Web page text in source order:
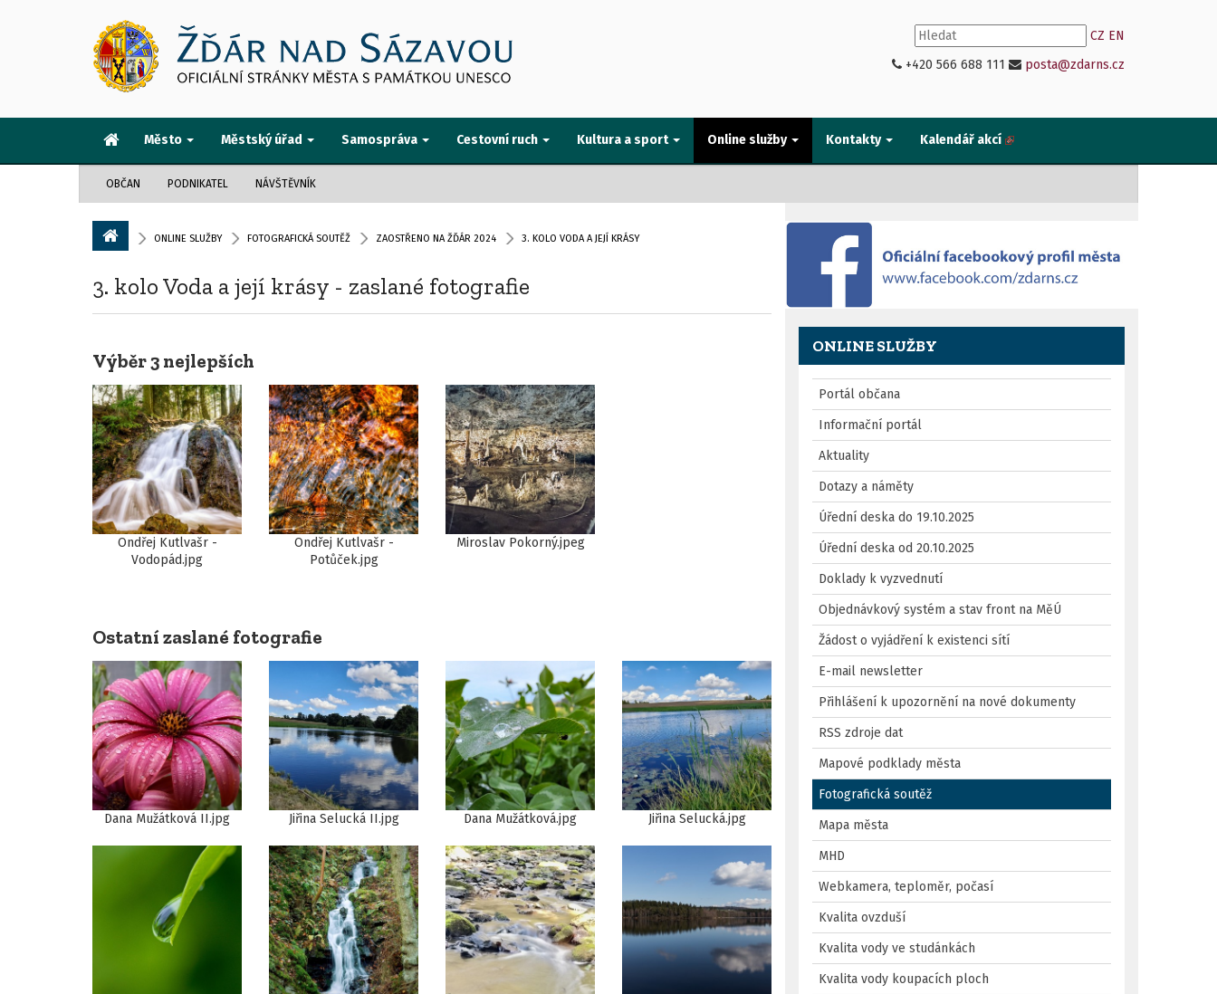
CZ EN
+420 566 688 111
posta@zdarns.cz
Město Městský úřad Samospráva Cestovní ruch Kultura a sport Online služby Kontakty Kalendář akcí
OBČAN PODNIKATEL NÁVŠTĚVNÍK
ONLINE SLUŽBY FOTOGRAFICKÁ SOUTĚŽ ZAOSTŘENO NA ŽĎÁR 2024 3. KOLO VODA A JEJÍ KRÁSY
3. kolo Voda a její krásy - zaslané fotografie
Výběr 3 nejlepších
Ondřej Kutlvašr -
Vodopád.jpg
Ondřej Kutlvašr -
Potůček.jpg
Miroslav Pokorný.jpeg
Ostatní zaslané fotografie
Dana Mužátková II.jpg Jiřina Selucká II.jpg Dana Mužátková.jpg Jiřina Selucká.jpg
ONLINE SLUŽBY
Portál občana
Informační portál
Aktuality
Dotazy a náměty
Úřední deska do 19.10.2025
Úřední deska od 20.10.2025
Doklady k vyzvednutí
Objednávkový systém a stav front na MěÚ
Žádost o vyjádření k existenci sítí
E-mail newsletter
Přihlášení k upozornění na nové dokumenty
RSS zdroje dat
Mapové podklady města
Fotografická soutěž
Mapa města
MHD
Webkamera, teploměr, počasí
Kvalita ovzduší
Kvalita vody ve studánkách
Kvalita vody koupacích ploch